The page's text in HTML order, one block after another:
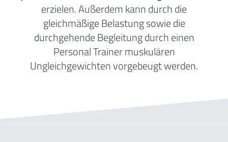
erzielen. Außerdem kann durch die
gleichmäßige Belastung sowie die
durchgehende Begleitung durch einen
Personal Trainer muskulären
Ungleichgewichten vorgebeugt werden.